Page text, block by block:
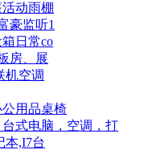
动雨棚
豪监听1
日常co
房、展
机空调
用品桌椅
式电脑，空调，打
本,I7台